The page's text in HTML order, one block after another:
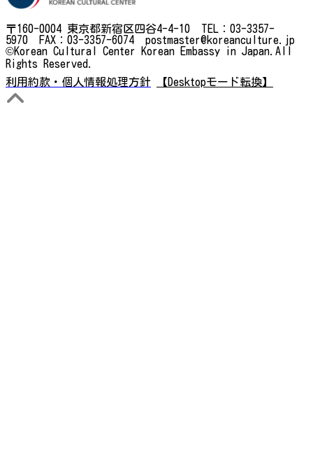
〒160-0004 東京都新宿区四谷4-4-10 TEL：03-3357-
5970 FAX：03-3357-6074 postmaster@koreanculture.jp
©Korean Cultural Center Korean Embassy in Japan.All
Rights Reserved.
利用約款・個人情報処理方針
【Desktopモード転換】